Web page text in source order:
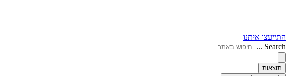
התייעצו איתנו
Search ...
תוצאות